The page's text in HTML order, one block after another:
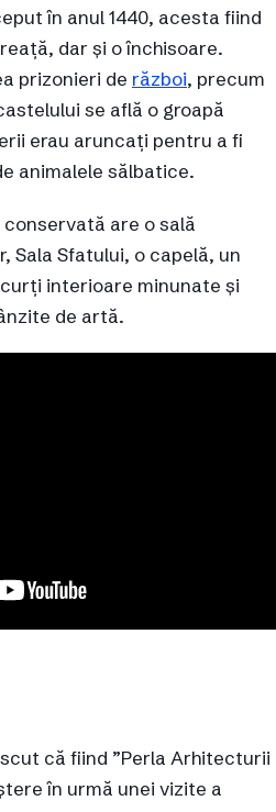
în anul 1440, acesta fiind
dar și o închisoare.
prizonieri de război, precum
se află o groapă
erau aruncați pentru a fi
animalele sălbatice.
are o sală
Sala Sfatului, o capelă, un
interioare minunate și
de artă.
că fiind ”Perla Arhitecturii
în urmă unei vizite a